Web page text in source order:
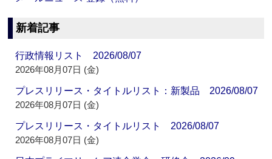
新着記事
行政情報リスト 2026/08/07
2026年08月07日 (金)
プレスリリース・タイトルリスト：新製品 2026/08/07
2026年08月07日 (金)
プレスリリース・タイトルリスト 2026/08/07
2026年08月07日 (金)